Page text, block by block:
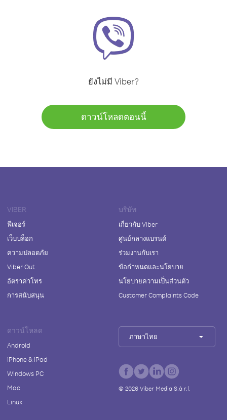
ยังไม่มี Viber?
ดาวน์โหลดตอนนี้
VIBER
ฟีเจอร์
เว็บบล็อก
ความปลอดภัย
Viber Out
อัตราค่าโทร
การสนับสนุน
บริษัท
เกี่ยวกับ Viber
ศูนย์กลางแบรนด์
ร่วมงานกับเรา
ข้อกำหนดและนโยบาย
นโยบายความเป็นส่วนตัว
Customer Complaints Code
ดาวน์โหลด
Android
iPhone & iPad
Windows PC
Mac
Linux
ภาษาไทย
© 2026Viber Media S.à r.l.